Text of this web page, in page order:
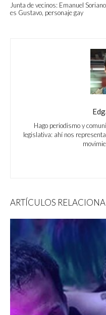
Junta de vecinos: Emanuel Soriano
es Gustavo, personaje gay
Hago periodismo y
legislativa: ahí nos
ARTÍCULOS